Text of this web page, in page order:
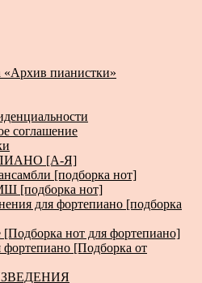
музыка, статьи…
«Архив пианистки»
соглашение
[А-Я]
[подборка нот]
[подборка нот]
для фортепиано [подборка
нот для фортепиано]
фортепиано [Подборка от